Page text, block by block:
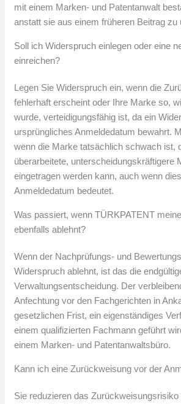
mit einem Marken- und Patentanwalt
anstatt sie aus einem früheren Beitrag zu
Soll ich Widerspruch einlegen oder eine
einreichen?
Legen Sie Widerspruch ein, wenn die
fehlerhaft erscheint oder Ihre Marke so,
wurde, verteidigungsfähig ist, da ein
ursprüngliches Anmeldedatum bewahrt.
wenn die Marke tatsächlich schwach ist,
überarbeitete, unterscheidungskräftigere
eingetragen werden kann, auch wenn
Anmeldedatum bedeutet.
Was passiert, wenn TÜRKPATENT
ebenfalls ablehnt?
Wenn der Nachprüfungs- und
Widerspruch ablehnt, ist das die
Verwaltungsentscheidung. Der
Anfechtung vor den Fachgerichten in
gesetzlichen Frist, ein eigenständiges
einem qualifizierten Fachmann geführt
einem Marken- und Patentanwaltsbüro.
Kann ich eine Zurückweisung vor der
Sie reduzieren das Zurückweisungsrisiko